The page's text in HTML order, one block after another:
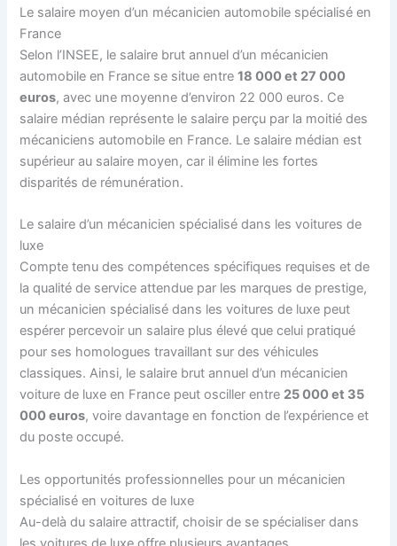
Le salaire moyen d’un mécanicien automobile spécialisé en
France
Selon l’INSEE, le salaire brut annuel d’un mécanicien
automobile en France se situe entre18 000 et 27 000
euros, avec une moyenne d’environ 22 000 euros. Ce
salaire médian représente le salaire perçu par la moitié des
mécaniciens automobile en France. Le salaire médian est
supérieur au salaire moyen, car il élimine les fortes
disparités de rémunération.
Le salaire d’un mécanicien spécialisé dans les voitures de
luxe
Compte tenu des compétences spécifiques requises et de
la qualité de service attendue par les marques de prestige,
un mécanicien spécialisé dans les voitures de luxe peut
espérer percevoir un salaire plus élevé que celui pratiqué
pour ses homologues travaillant sur des véhicules
classiques. Ainsi, le salaire brut annuel d’un mécanicien
voiture de luxe en France peut osciller entre 25 000 et 35
000 euros, voire davantage en fonction de l’expérience et
du poste occupé.
Les opportunités professionnelles pour un mécanicien
spécialisé en voitures de luxe
Au-delà du salaire attractif, choisir de se spécialiser dans